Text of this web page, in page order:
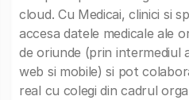
cloud. Cu Medicai, clinici si
accesa datele medicale ale
de oriunde (prin intermediul
web si mobile) si pot
real cu colegi din cadrul